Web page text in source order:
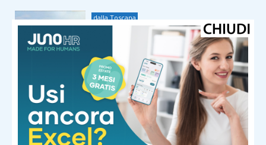
dalla Toscana
Fiamme di bosco in tutta la Regione,
superlavoro per l’Aib
dalla Toscana
Conte in commissione Covid:
“Scavate pure, non troverete niente
di illecito su di me. Meloni mi diede
del criminale”